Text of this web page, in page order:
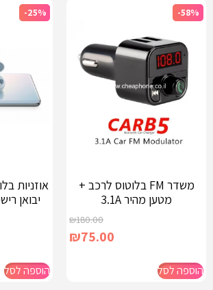
-58%
משדר FM בלוטוס לרכב +
מטען מהיר 3.1A
₪180.00
₪75.00
הוספה לסל
-25%
יבואן
הוספה לסל